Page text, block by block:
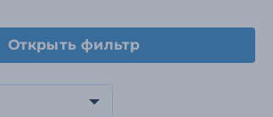
Открыть фильтр